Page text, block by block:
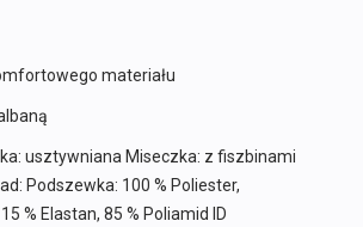
materiału
usztywniana Miseczka: z fiszbinami
Podszewka: 100 % Poliester,
% Elastan, 85 % Poliamid ID